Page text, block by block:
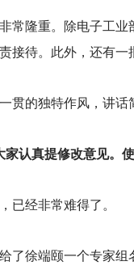
常隆重。除电子工业
接待。此外，还有一
贯的独特作风，讲话
家认真提修改意见。
已经非常难得了。
了徐端颐一个专家